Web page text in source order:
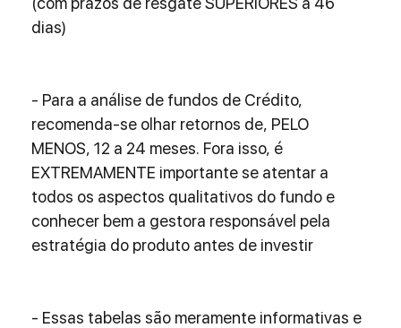
dias)
- Para a análise de fundos de Crédito,
recomenda-se olhar retornos de, PELO
MENOS, 12 a 24 meses. Fora isso, é
EXTREMAMENTE importante se atentar a
todos os aspectos qualitativos do fundo e
conhecer bem a gestora responsável pela
estratégia do produto antes de investir
- Essas tabelas são meramente informativas e